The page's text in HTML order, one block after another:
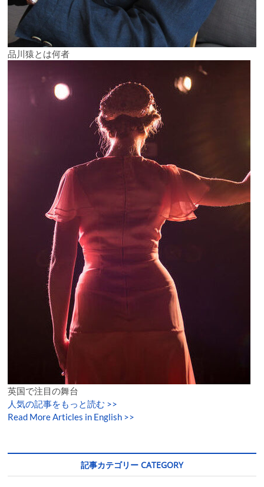
品川猿とは何者
英国で注目の舞台
人気の記事をもっと読む >>
Read More Articles in English >>
記事カテゴリー CATEGORY